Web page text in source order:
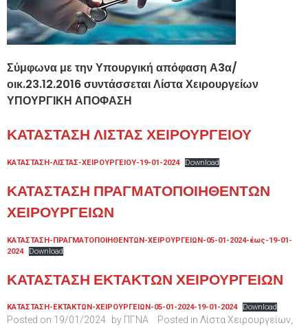
Σύμφωνα με την Υπουργική απόφαση Α3α/
οικ.23.12.2016 συντάσσεται Λίστα Χειρουργείων
ΥΠΟΥΡΓΙΚΗ ΑΠΟΦΑΣΗ
ΚΑΤΑΣΤΑΣΗ ΛΙΣΤΑΣ ΧΕΙΡΟΥΡΓΕΙΟΥ
ΚΑΤΑΣΤΑΣΗ-ΛΙΣΤΑΣ-ΧΕΙΡΟΥΡΓΕΙΟΥ-19-01-2024 Download
ΚΑΤΑΣΤΑΣΗ ΠΡΑΓΜΑΤΟΠΟΙΗΘΕΝΤΩΝ
ΧΕΙΡΟΥΡΓΕΙΩΝ
ΚΑΤΑΣΤΑΣΗ-ΠΡΑΓΜΑΤΟΠΟΙΗΘΕΝΤΩΝ-ΧΕΙΡΟΥΡΓΕΙΩΝ-05-01-2024-έως-19-01-
2024
Download
ΚΑΤΑΣΤΑΣΗ ΕΚΤΑΚΤΩΝ ΧΕΙΡΟΥΡΓΕΙΩΝ
ΚΑΤΑΣΤΑΣΗ-ΕΚΤΑΚΤΩΝ-ΧΕΙΡΟΥΡΓΕΙΩΝ-05-01-2024-19-01-2024 Download
Posted on 19/01/2024 by ΠΓΝΑ Posted in Λίστα Χειρουργείων,